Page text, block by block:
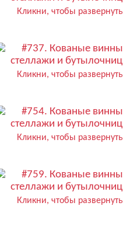
Кликни, чтобы развернуть
Кликни, чтобы развернуть
Кликни, чтобы развернуть
Кликни, чтобы развернуть